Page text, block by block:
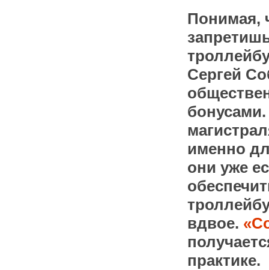
Понимая,
Сергей
именно
они уже
вдвое.
практике.